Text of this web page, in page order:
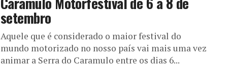
setembro
Aquele que é considerado o maior festival do
mundo motorizado no nosso país vai mais uma vez
animar a Serra do Caramulo entre os dias 6...